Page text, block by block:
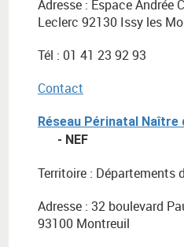
Adresse : Espace Andrée
Leclerc 92130 Issy les
Tél : 01 41 23 92 93
Contact
Réseau Périnatal Naître
- NEF
Territoire : Départements
Adresse : 32 boulevard
93100 Montreuil